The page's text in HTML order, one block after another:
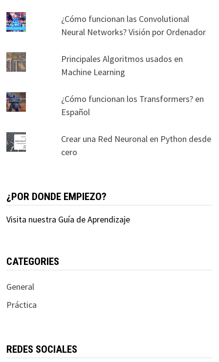
¿Cómo funcionan las Convolutional
Neural Networks? Visión por Ordenador
Principales Algoritmos usados en
Machine Learning
¿Cómo funcionan los Transformers? en
Español
Crear una Red Neuronal en Python desde
cero
¿POR DONDE EMPIEZO?
Visita nuestra Guía de Aprendizaje
CATEGORIES
General
Práctica
REDES SOCIALES